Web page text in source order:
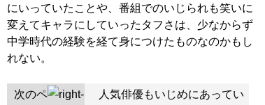
にいっていたことや、番組でのいじられも笑いに
変えてキャラにしていったタフさは、少なからず
中学時代の経験を経て身につけたものなのかもし
れない。
次のペ
人気俳優もいじめにあってい